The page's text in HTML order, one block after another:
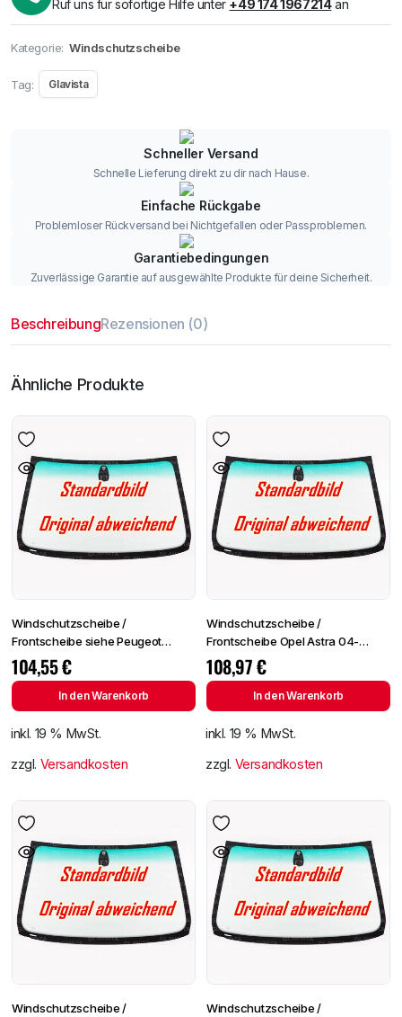
Ruf uns für sofortige Hilfe unter +49 174 1967214an
Kategorie: Windschutzscheibe
Tag: Glavista
Schneller Versand
Schnelle Lieferung direkt zu dir nach Hause.
Einfache Rückgabe
Problemloser Rückversand bei Nichtgefallen oder Passproblemen.
Garantiebedingungen
Zuverlässige Garantie auf ausgewählte Produkte für deine Sicherheit.
BeschreibungRezensionen (0)
Ähnliche Produkte
Windschutzscheibe /
Frontscheibe siehe Peugeot
Partner 96- (2724)
104,55€
In den Warenkorb
inkl. 19 % MwSt.
zzgl. Versandkosten
Windschutzscheibe /
Frontscheibe Opel Astra 04-
+Spiegelhalter+Sensor
108,97€
In den Warenkorb
inkl. 19 % MwSt.
zzgl. Versandkosten
Windschutzscheibe /
Windschutzscheibe /